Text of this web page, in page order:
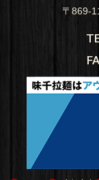
〒869-